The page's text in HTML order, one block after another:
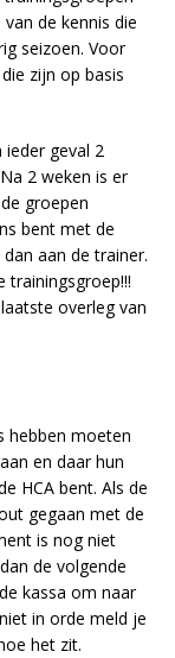
de kennis die
seizoen. Voor
zijn op basis
ieder geval 2
2 weken is er
groepen
bent met de
aan de trainer.
trainingsgroep!!!
overleg van
hebben moeten
en daar hun
HCA bent. Als de
gegaan met de
is nog niet
de volgende
kassa om naar
in orde meld je
het zit.